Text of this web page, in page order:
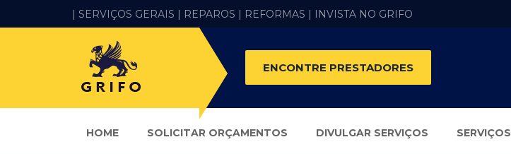
| SERVIÇOS GERAIS | REPAROS | REFORMAS | INVISTA NO GRIFO
ENCONTRE PRESTADORES
HOME SOLICITAR ORÇAMENTOS DIVULGAR SERVIÇOS SERVIÇOS